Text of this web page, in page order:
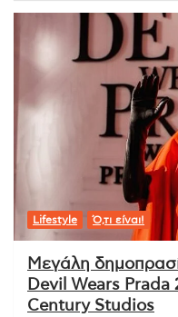
Lifestyle Ό,τι είναι!
Μεγάλη
Devil Wears Prada
Century Studios